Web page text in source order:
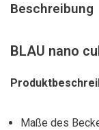
Beschreibung
BLAU nano
Maße des